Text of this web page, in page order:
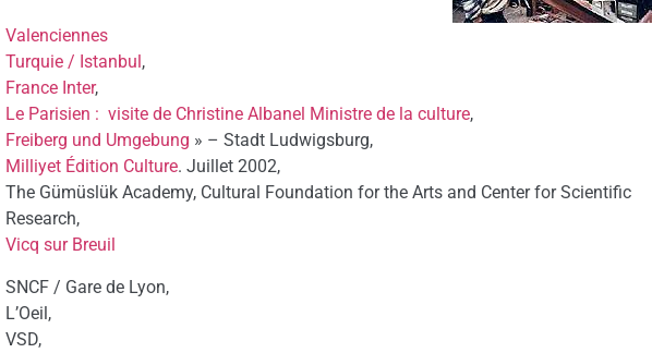
Valenciennes
Turquie / Istanbul ,
France Inter,
Le Parisien : visite de Christine Albanel Ministre de la culture,
Freiberg und Umgebung » – Stadt Ludwigsburg,
Milliyet Édition Culture. Juillet 2002,
The Gümüslük Academy, Cultural Foundation for the Arts and Center for Scientific
Research,
Vicq sur Breuil
SNCF / Gare de Lyon,
L’Oeil,
VSD,